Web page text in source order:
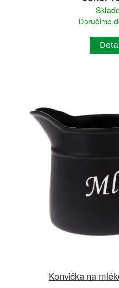
Doručíme
Konvička na